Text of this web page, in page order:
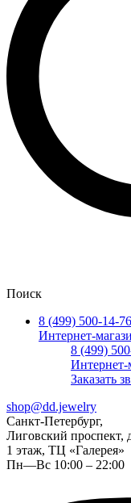
Поиск
8 (499) 500-14-76
Интернет-
8 (499)
Интернет-
Заказать
shop@dd.jewelry
Санкт-Петербург,
Лиговский проспект,
1 этаж, ТЦ «Галерея»
Пн—Вс 10:00 – 22:00